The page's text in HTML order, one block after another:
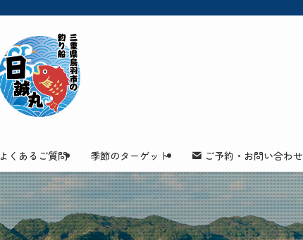
よくあるご質問 季節のターゲット ご予約・お問い合わせ